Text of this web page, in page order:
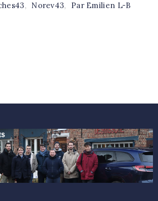
, Norev43, Par Emilien L-B